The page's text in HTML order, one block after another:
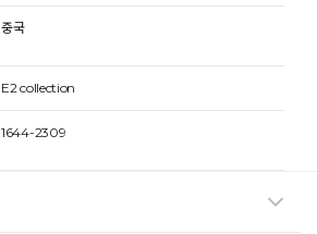
중국
E2 collection
1644-2309